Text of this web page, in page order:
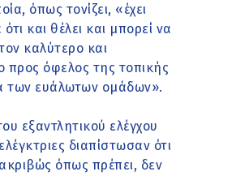
όπως τονίζει, «έχει
και θέλει και μπορεί να
καλύτερο και
προς όφελος της τοπικής
των ευάλωτων ομάδων».
εξαντλητικού ελέγχου
διαπίστωσαν ότι
όπως πρέπει, δεν